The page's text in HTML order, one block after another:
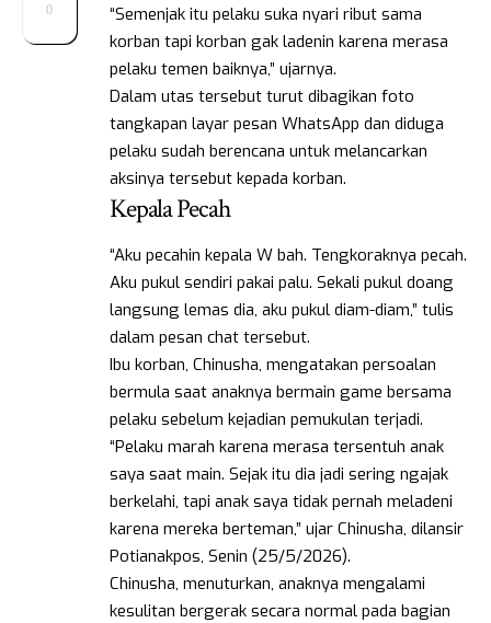
0
“Semenjak itu pelaku suka nyari ribut sama
korban tapi korban gak ladenin karena merasa
pelaku temen baiknya,” ujarnya.
Dalam utas tersebut turut dibagikan foto
tangkapan layar pesan WhatsApp dan diduga
pelaku sudah berencana untuk melancarkan
aksinya tersebut kepada korban.
Kepala Pecah
“Aku pecahin kepala W bah. Tengkoraknya pecah.
Aku pukul sendiri pakai palu. Sekali pukul doang
langsung lemas dia, aku pukul diam-diam,” tulis
dalam pesan chat tersebut.
Ibu korban, Chinusha, mengatakan persoalan
bermula saat anaknya bermain game bersama
pelaku sebelum kejadian pemukulan terjadi.
“Pelaku marah karena merasa tersentuh anak
saya saat main. Sejak itu dia jadi sering ngajak
berkelahi, tapi anak saya tidak pernah meladeni
karena mereka berteman,” ujar Chinusha, dilansir
Potianakpos, Senin (25/5/2026).
Chinusha, menuturkan, anaknya mengalami
kesulitan bergerak secara normal pada bagian